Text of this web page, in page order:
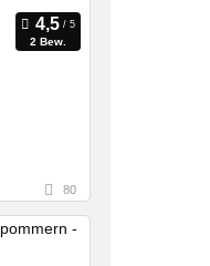
2 Bew.
80